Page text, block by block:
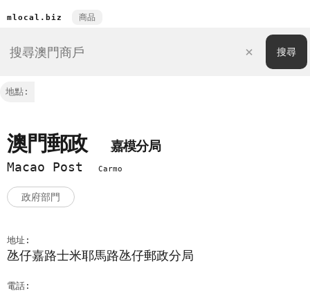
mlocal.biz 商品
地點:
澳門郵政
嘉模分局
Macao Post
Carmo
政府部門
地址:
氹仔嘉路士米耶馬路氹仔郵政分局
電話: